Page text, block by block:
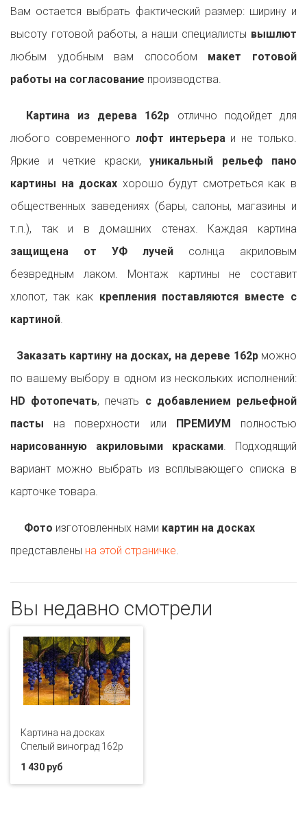
Вам остается выбрать фактический размер: ширину и
высоту готовой работы, а наши специалисты вышлют
любым удобным вам способом макет готовой
работы на согласование производства.
Картина из дерева 162p отлично подойдет для
любого современного лофт интерьераи не только.
Яркие и четкие краски,уникальный рельеф пано
картины на досках хорошо будут смотреться как в
общественных заведениях (бары, салоны, магазины и
т.п.), так и в домашних стенах. Каждая картина
защищена от УФ лучей солнца акриловым
безвредным лаком. Монтаж картины не составит
хлопот, так как крепления поставляются вместе с
картиной.
Заказать картину на досках, на дереве 162pможно
по вашему выбору в одном из нескольких исполнений:
HD фотопечать, печать с добавлением рельефной
пасты на поверхности или ПРЕМИУМ
полностью
нарисованную акриловыми красками. Подходящий
вариант можно выбрать из всплывающего списка в
карточке товара.
Фото изготовленных нами картин на досках
представлены на этой страничке.
Вы недавно смотрели
Картина на досках
Спелый виноград 162p
1 430 руб